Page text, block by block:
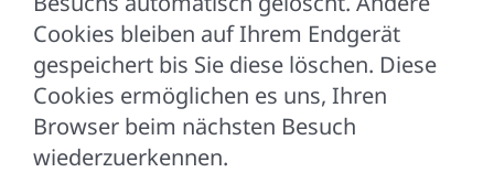
Cookies bleiben auf Ihrem Endgerät
gespeichert bis Sie diese löschen. Diese
Cookies ermöglichen es uns, Ihren
Browser beim nächsten Besuch
wiederzuerkennen.